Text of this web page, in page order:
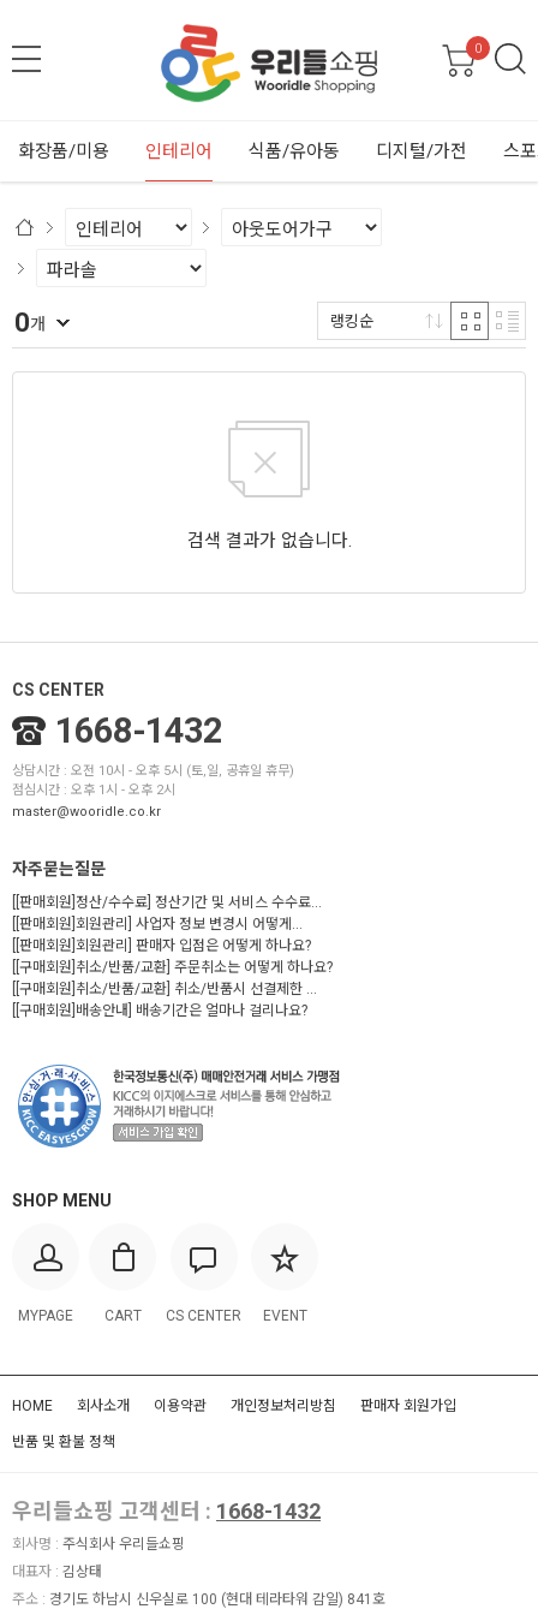
0
화장품/미용 인테리어 식품/유아동 디지털/가전 스
0개 랭킹순
검색 결과가 없습니다.
CS CENTER
1668-1432
상담시간 : 오전 10시 - 오후 5시 (토,일, 공휴일 휴무)
점심시간 : 오후 1시 - 오후 2시
master@wooridle.co.kr
자주묻는질문
[[판매회원]정산/수수료] 정산기간 및 서비스 수수료...
[[판매회원]회원관리] 사업자 정보 변경시 어떻게...
[[판매회원]회원관리] 판매자 입점은 어떻게 하나요?
[[구매회원]취소/반품/교환] 주문취소는 어떻게 하나요?
[[구매회원]취소/반품/교환] 취소/반품시 선결제한 ...
[[구매회원]배송안내] 배송기간은 얼마나 걸리나요?
SHOP MENU
MYPAGE CART CS CENTER EVENT
HOME 회사소개 이용약관 개인정보처리방침 판매자 회원가입
반품 및 환불 정책
우리들쇼핑 고객센터 : 1668-1432
회사명 : 주식회사 우리들쇼핑
대표자 : 김상태
주소 : 경기도 하남시 신우실로 100 (현대 테라타워 감일) 841호